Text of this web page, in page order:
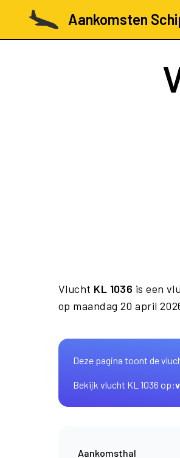
Aankomsten
Vlucht KL 1036 is een
op maandag 20 april
Deze pagina toont de
Bekijk vlucht KL 1036 op:
Aankomsthal